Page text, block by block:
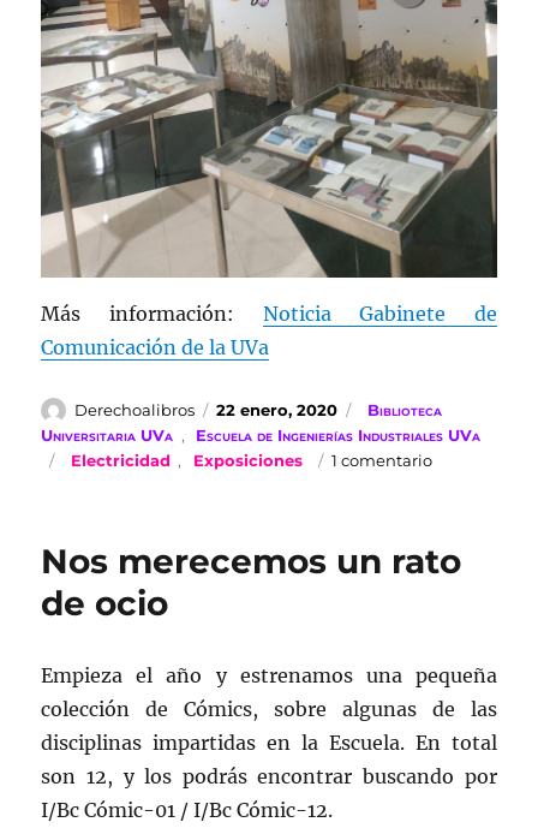
Más información: Noticia Gabinete de
Comunicación de la UVa
Autor
Derechoalibros
Publicado
el
22 enero, 2020 Categorías
Biblioteca
Universitaria UVa ,
Escuela de Ingenierías Industriales UVa
Etiquetas
Electricidad , Exposiciones 1 comentarioen
que
organizada
por
la
de
Nos merecemos un rato
de ocio
Empieza el año y estrenamos una pequeña
colección de Cómics, sobre algunas de las
disciplinas impartidas en la Escuela. En total
son 12, y los podrás encontrar buscando por
I/Bc Cómic-01 / I/Bc Cómic-12.